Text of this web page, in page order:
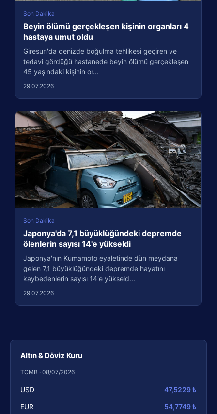
Altın & Döviz Kuru
TCMB · 08/07/2026
USD 47,5229 ₺
EUR 54,7749 ₺
Son Dakika
Beyin ölümü gerçekleşen kişinin organları 4
hastaya umut oldu
Giresun'da denizde boğulma tehlikesi geçiren ve
tedavi gördüğü hastanede beyin ölümü gerçekleşen
45 yaşındaki kişinin or...
29.07.2026
Son Dakika
Japonya'da 7,1 büyüklüğündeki depremde
ölenlerin sayısı 14'e yükseldi
Japonya'nın Kumamoto eyaletinde dün meydana
gelen 7,1 büyüklüğündeki depremde hayatını
kaybedenlerin sayısı 14'e yükseld...
29.07.2026